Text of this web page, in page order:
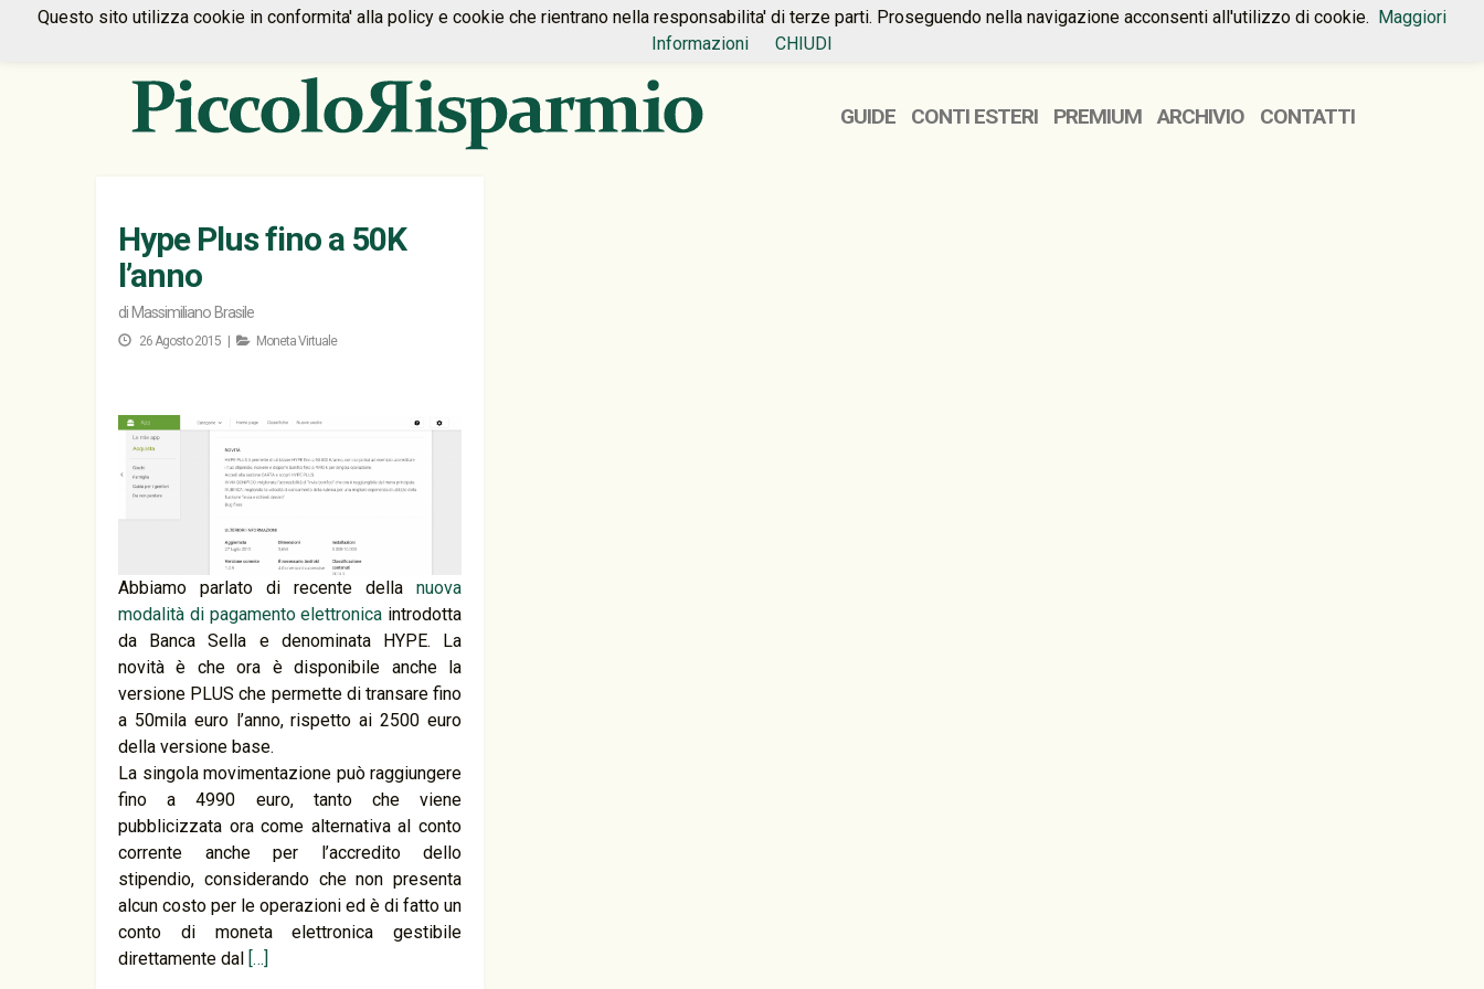
HOME PREMIUM CONTATTI
GUIDE CONTI ESTERI PREMIUM ARCHIVIO CONTATTI
Hype Plus fino a 50K
l’anno
di Massimiliano Brasile
26 Agosto 2015 | Moneta Virtuale
Abbiamo parlato di recente della nuova
modalità di pagamento elettronica introdotta
da Banca Sella e denominata HYPE. La
novità è che ora è disponibile anche la
versione PLUS che permette di transare fino
a 50mila euro l’anno, rispetto ai 2500 euro
della versione base.
La singola movimentazione può raggiungere
fino a 4990 euro, tanto che viene
pubblicizzata ora come alternativa al conto
corrente anche per l’accredito dello
stipendio, considerando che non presenta
alcun costo per le operazioni ed è di fatto un
conto di moneta elettronica gestibile
direttamente dal […]
Questo sito utilizza cookie in conformita' alla policy e cookie che rientrano nella responsabilita' di terze parti. Proseguendo nella navigazione acconsenti all'utilizzo di cookie. Maggiori
Informazioni
CHIUDI